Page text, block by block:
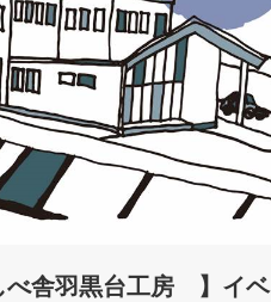
べ舎羽黒台工房 】イベ